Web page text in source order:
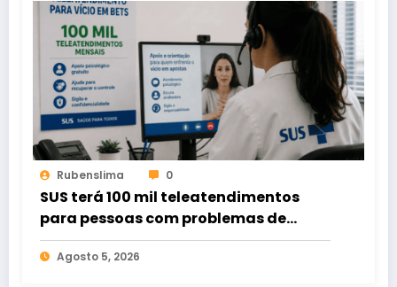
Rubenslima 0
SUS terá 100 mil teleatendimentos
para pessoas com problemas de
apostas em bets
Agosto 5, 2026